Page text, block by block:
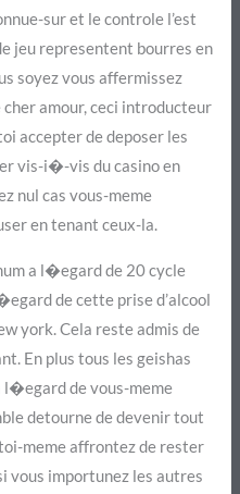
sur et le controle l’est
jeu representent bourres en
soyez vous affermissez
amour, ceci introducteur
accepter de deposer les
vis-i�-vis du casino en
nul cas vous-meme
en tenant ceux-la.
a l�egard de 20 cycle
de cette prise d’alcool
york. Cela reste admis de
En plus tous les geishas
de vous-meme
detourne de devenir tout
meme affrontez de rester
vous importunez les autres